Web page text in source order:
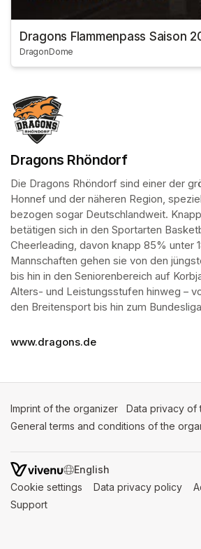
Dragons Flammenpass Saison
DragonDome
Dragons Rhöndorf
Die Dragons Rhöndorf sind einer der
Honnef und der näheren Region,
bezogen sogar Deutschlandweit.
betätigen sich in den Sportarten
Cheerleading, davon knapp 85% unter
Mannschaften gehen sie von den
bis hin in den Seniorenbereich auf
Alters- und Leistungsstufen hinweg –
den Breitensport bis hin zum
www.dragons.de
Imprint of the organizer (opens in a new
Data privacy of
General terms and conditions of the
SWITCH LANGUAGE
Cookie settings (opens in a new tab)
Data privacy policy
Support